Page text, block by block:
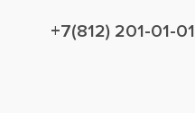
+7(812) 201-01-01